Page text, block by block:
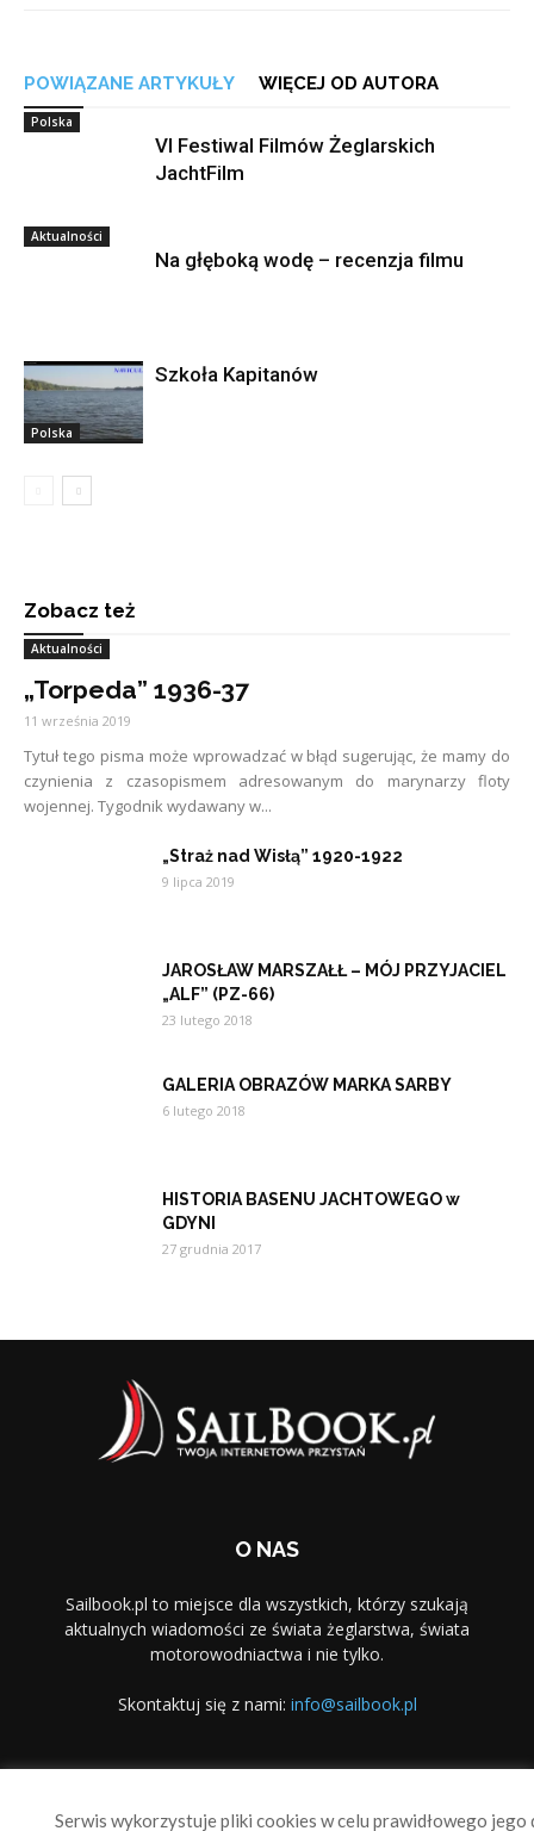
POWIĄZANE ARTYKUŁY WIĘCEJ OD AUTORA
Polska
VI Festiwal Filmów Żeglarskich
JachtFilm
Aktualności
Na głęboką wodę – recenzja filmu
Polska
Szkoła Kapitanów
Zobacz też
Aktualności
„Torpeda” 1936-37
11 września 2019
Tytuł tego pisma może wprowadzać w błąd sugerując, że mamy do
czynienia z czasopismem adresowanym do marynarzy floty
wojennej. Tygodnik wydawany w...
„Straż nad Wisłą” 1920-1922
9 lipca 2019
JAROSŁAW MARSZAŁŁ – MÓJ PRZYJACIEL
„ALF” (PZ-66)
23 lutego 2018
GALERIA OBRAZÓW MARKA SARBY
6 lutego 2018
HISTORIA BASENU JACHTOWEGO w
GDYNI
27 grudnia 2017
O NAS
Sailbook.pl to miejsce dla wszystkich, którzy szukają
aktualnych wiadomości ze świata żeglarstwa, świata
motorowodniactwa i nie tylko.
Skontaktuj się z nami: info@sailbook.pl
Serwis wykorzystuje pliki cookies w celu prawidłowego